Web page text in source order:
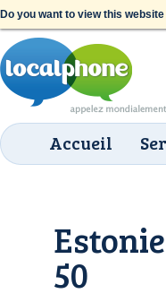
Do you want to view this
Accueil
50